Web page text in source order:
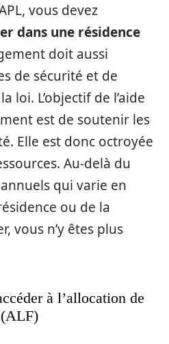
vous devez
dans une résidence
doit aussi
de sécurité et de
loi. L’objectif de l’aide
est de soutenir les
Elle est donc octroyée
Au-delà du
qui varie en
ou de la
vous n’y êtes plus
à l’allocation de